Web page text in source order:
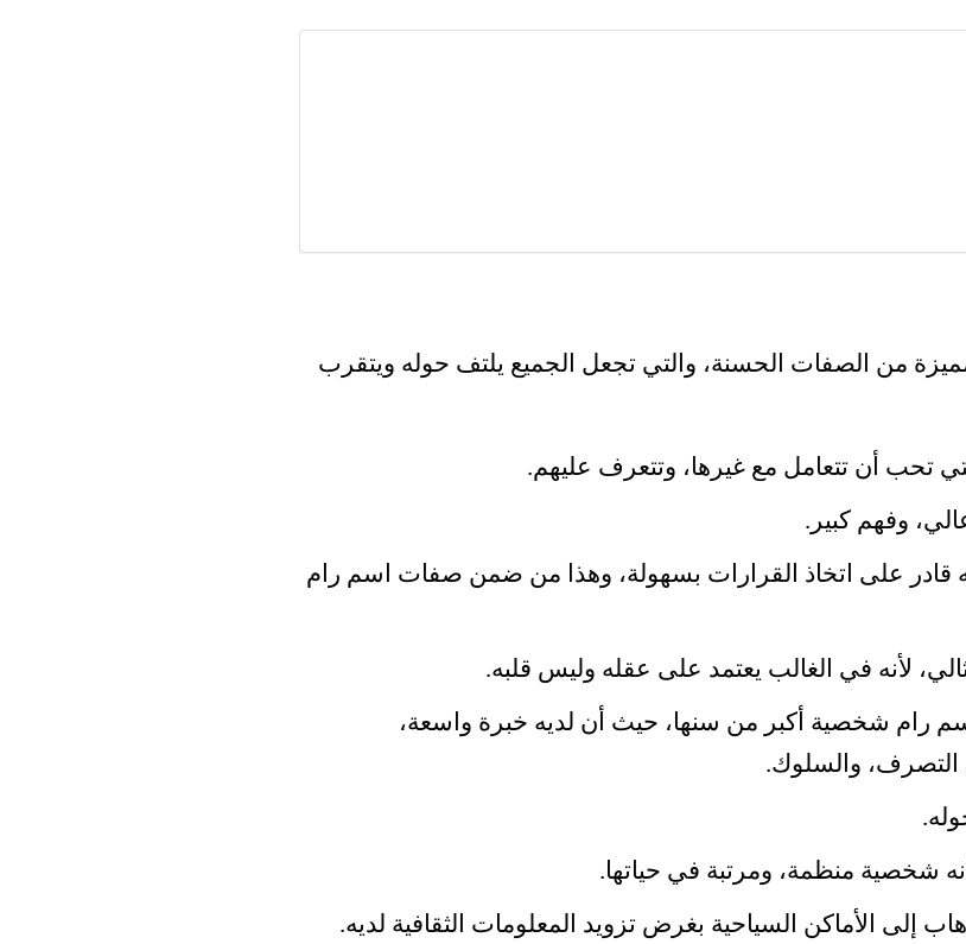
من الصفات الحسنة، والتي تجعل الجميع يلتف حوله ويتقرب
تحب أن تتعامل مع غيرها، وتتعرف عليهم.
وفهم كبير.
قادر على اتخاذ القرارات بسهولة، وهذا من ضمن صفات اسم رام
لأنه في الغالب يعتمد على عقله وليس قلبه.
رام شخصية أكبر من سنها، حيث أن لديه خبرة واسعة،
والسلوك.
شخصية منظمة، ومرتبة في حياتها.
إلى الأماكن السياحية بغرض تزويد المعلومات الثقافية لديه.